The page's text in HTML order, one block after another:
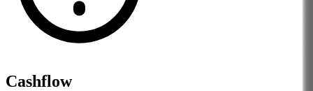
Cashflow